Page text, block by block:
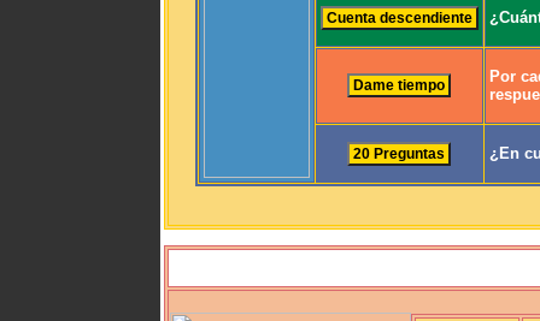
Por
¿En